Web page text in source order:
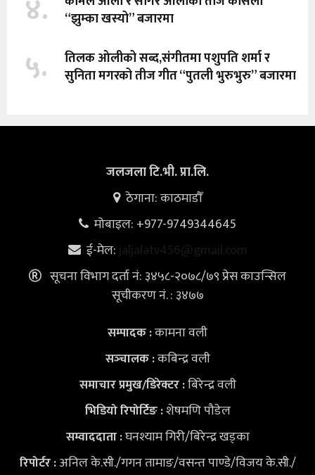
४.
“झुम्का खस्यो” बजारमा
५.
तिलक ओलीको सब्द,संगीतमा पशुपति शर्मा र
सुनिता मगरको तीज गीत “पुतली भुरुभुरु” बजारमा
जलजला टि.भी. प्रा.लि.
ठेगाना: काठमाडौँ
मोबाइल: +977-9749344645
ई-मेल: jaljalatv456@gmail.com
सूचना विभाग दर्ता नं: ३४५८-२०७८/७९ प्रेस काउन्सिल
सूचीकरण नं. : ३४७७
सम्पादक :कामना वली
सञ्‍चालक :कबिन्द्र वली
समाचार प्रमुख/डिरेक्टर :बिरेन्द्र वली
भिडियोरिपोर्टिङ :शेषमणि पौडेल
सम्वाददाता :घनश्याम गिरी/बिरेन्द्र खड्का
रिपोर्टर :अनिल के.सी./गगन तामाङ/वसन्त पाण्डे/विजय के.सी./